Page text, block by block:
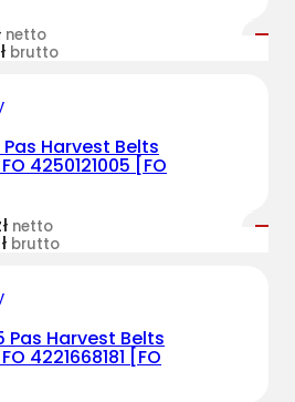
netto
brutto
Harvest Belts
4250121005 [FO
netto
brutto
Pas Harvest Belts
4221668181 [FO